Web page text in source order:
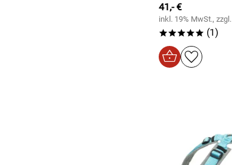
41,- €
inkl. 19% MwSt., zzgl.
***** (1)